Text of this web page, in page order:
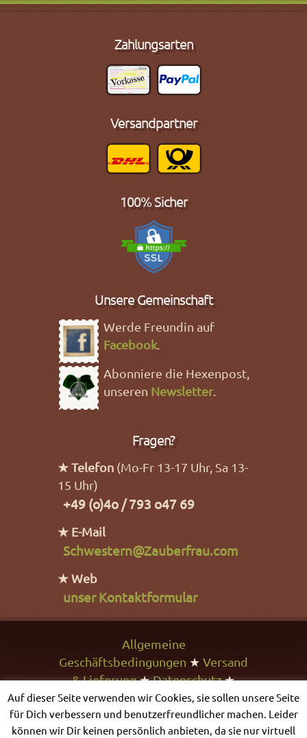
Zahlungsarten
Versandpartner
100% Sicher
Unsere Gemeinschaft
Werde Freundin auf
Facebook.
Abonniere die Hexenpost,
unseren Newsletter.
Fragen?
★ Telefon (Mo-Fr 13-17 Uhr, Sa 13-
15 Uhr)
+49 (o)4o / 793 o47 69
★ E-Mail
Schwestern@Zauberfrau.com
★ Web
unser Kontaktformular
Allgemeine
Geschäftsbedingungen ★ Versand
& Lieferung★Datenschutz★
Impressum★Problem melden
Auf dieser Seite verwenden wir Cookies, sie sollen unsere Seite
für Dich verbessern und benutzerfreundlicher machen. Leider
können wir Dir keinen persönlich anbieten, da sie nur virtuell